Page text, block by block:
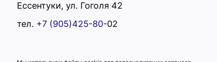
приветствует учебный центр
Ессентуки, ул. Гоголя 42
тел. +7 (905)425-80-02